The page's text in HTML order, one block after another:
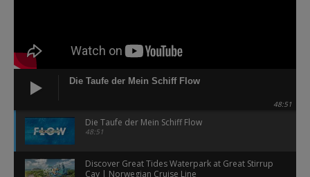
Die Taufe der Mein Schiff Flow
48:51
Die Taufe der Mein Schiff Flow
48:51
Discover Great Tides Waterpark at Great Stirrup
Cay | Norwegian Cruise Line